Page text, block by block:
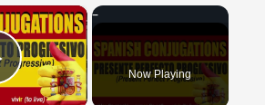
×
Video Now Playing